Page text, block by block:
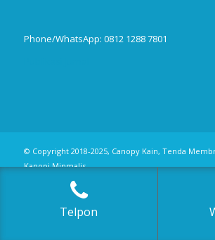
Phone/WhatsApp: 0812 1288 7801
© Copyright 2018-2025, Canopy Kain, Tenda
Kanopi Minmalis
Telpon